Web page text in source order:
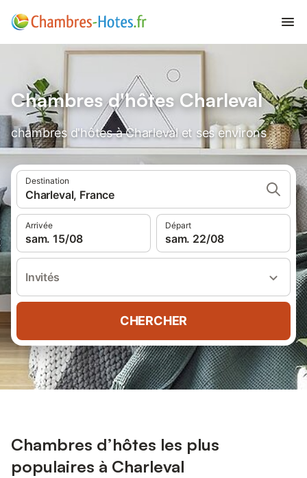
Chambres d'hôtes Charleval
chambres d'hôtes à Charleval et ses environs
Destination
Charleval, France
Arrivée
sam. 15/08
Départ
sam. 22/08
Invités
CHERCHER
Chambres d’hôtes les plus
populaires à Charleval